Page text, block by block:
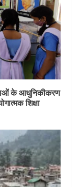
के आधुनिकीकरण
शिक्षा